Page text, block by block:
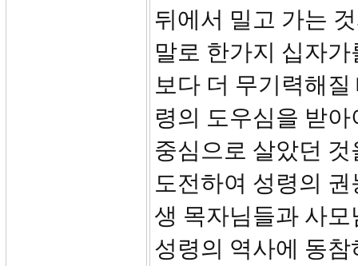
뒤에서 밀고 가는
말로 한가지 십자
보다 더 무기력해
령의 도우심을 받
중심으로 살았던
도전하여 성령의
생 목자님들과 사
성령의 역사에 동